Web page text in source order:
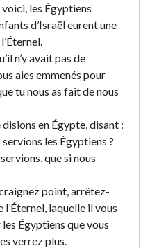
les Égyptiens
d’Israël eurent une
n’y avait pas de
aies emmenés pour
tu nous as fait de nous
disions en Égypte, disant :
les Égyptiens ?
que si nous
point, arrêtez-
laquelle il vous
Égyptiens que vous
verrez plus.